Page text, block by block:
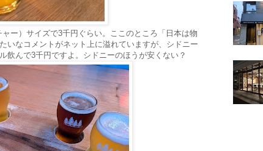
ー）サイズで3千円ぐらい。ここのところ「日本は物
いなコメントがネット上に溢れていますが、シドニー
飲んで3千円ですよ。シドニーのほうが安くない？